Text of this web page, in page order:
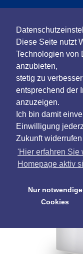
Diese Seite nutzt
Technologien von
anzubieten,
stetig zu
entsprechend der
anzuzeigen.
Ich bin damit
Einwilligung
Zukunft
'Hier erfahren Sie
Homepage aktiv
Nur notwendige
Cookies
<< Funktionen
Feuer / Wasser /